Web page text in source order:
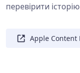
перевірити
Apple Content